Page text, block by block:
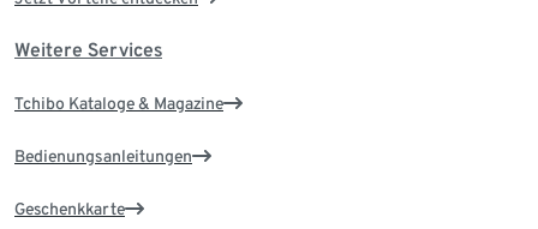
Weitere Services
Tchibo Kataloge & Magazine
Bedienungsanleitungen
Geschenkkarte